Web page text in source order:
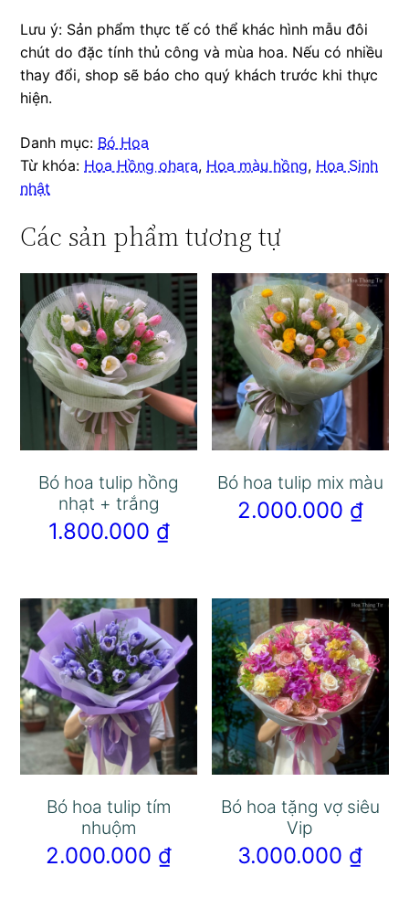
Lưu ý: Sản phẩm thực tế có thể khác hình mẫu đôi
chút do đặc tính thủ công và mùa hoa. Nếu có nhiều
thay đổi, shop sẽ báo cho quý khách trước khi thực
hiện.
Danh mục: Bó Hoa
Từ khóa: Hoa Hồng ohara, Hoa màu hồng, Hoa Sinh
nhật
Các sản phẩm tương tự
Bó hoa tulip hồng
nhạt + trắng
1.800.000 ₫
Bó hoa tulip mix màu
2.000.000 ₫
Bó hoa tulip tím
nhuộm
2.000.000 ₫
Bó hoa tặng vợ siêu
Vip
3.000.000 ₫